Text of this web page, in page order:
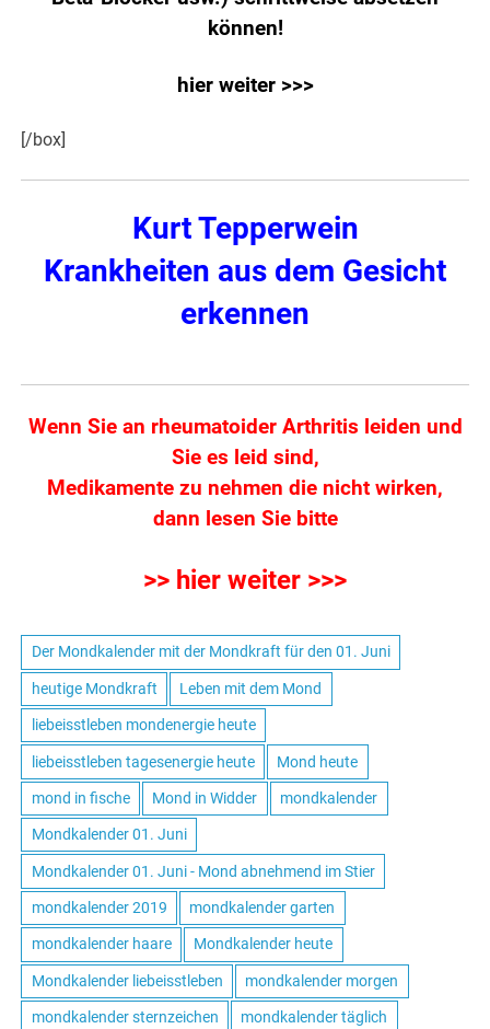
können!
hier weiter >>>
[/box]
KurtTepperwein
Krankheiten aus dem Gesicht
erkennen
Wenn Sie an rheumatoider Arthritis leiden und
Sie es leid sind,
Medikamente zu nehmen die nicht wirken,
dann lesen Sie bitte
>> hier weiter >>>
Der Mondkalender mit der Mondkraft für den 01. Juni
heutige Mondkraft Leben mit dem Mond
liebeisstleben mondenergie heute
liebeisstleben tagesenergie heute Mond heute
mond in fische Mond in Widder mondkalender
Mondkalender 01. Juni
Mondkalender 01. Juni - Mond abnehmend im Stier
mondkalender 2019 mondkalender garten
mondkalender haare Mondkalender heute
Mondkalender liebeisstleben mondkalender morgen
mondkalender sternzeichen mondkalender täglich